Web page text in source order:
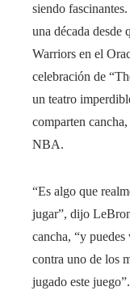
siendo
una década
Warriors en el
celebración de
un teatro
comparten
NBA.
“Es algo que
jugar”, dijo
cancha, “y
contra uno de los
jugado este